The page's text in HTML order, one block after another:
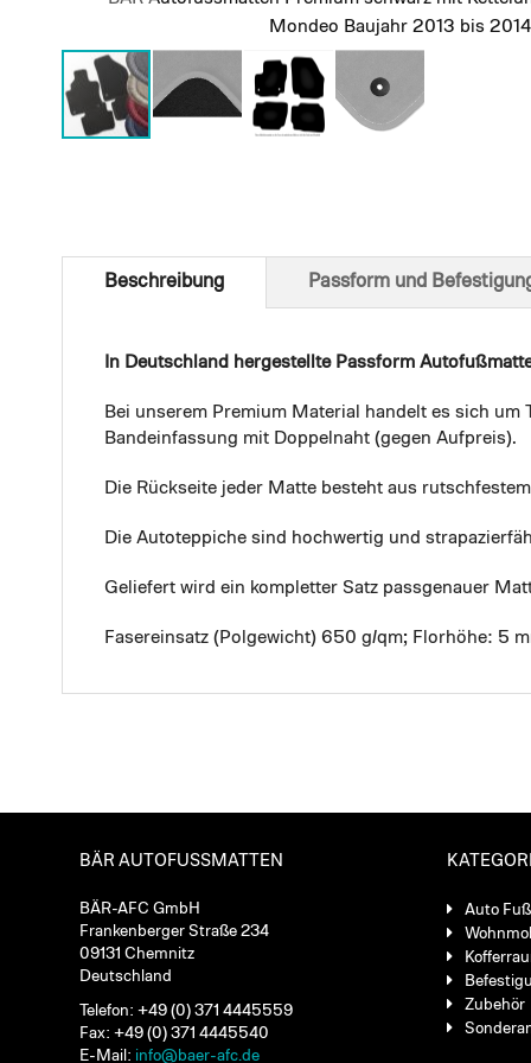
Mondeo Baujahr 2013 bis 2014
of
Beschreibung
In Deutschland hergestellte Passform
Bei unserem Premium Material handelt es sich
Bandeinfassung mit Doppelnaht (gegen Aufpreis).
Die Rückseite jeder Matte besteht aus
Die Autoteppiche sind hochwertig und
Geliefert wird ein kompletter Satz passgenauer
Fasereinsatz (Polgewicht) 650 g/qm; Florhöhe: 5
Passform und
BÄR AUTOFUSSMATTEN
BÄR-AFC GmbH
Frankenberger Straße 234
09131 Chemnitz
Deutschland
Telefon: +49 (0) 371 4445559
Fax: +49 (0) 371 4445540
E-Mail: info@baer-afc.de
Auto
Zubehör